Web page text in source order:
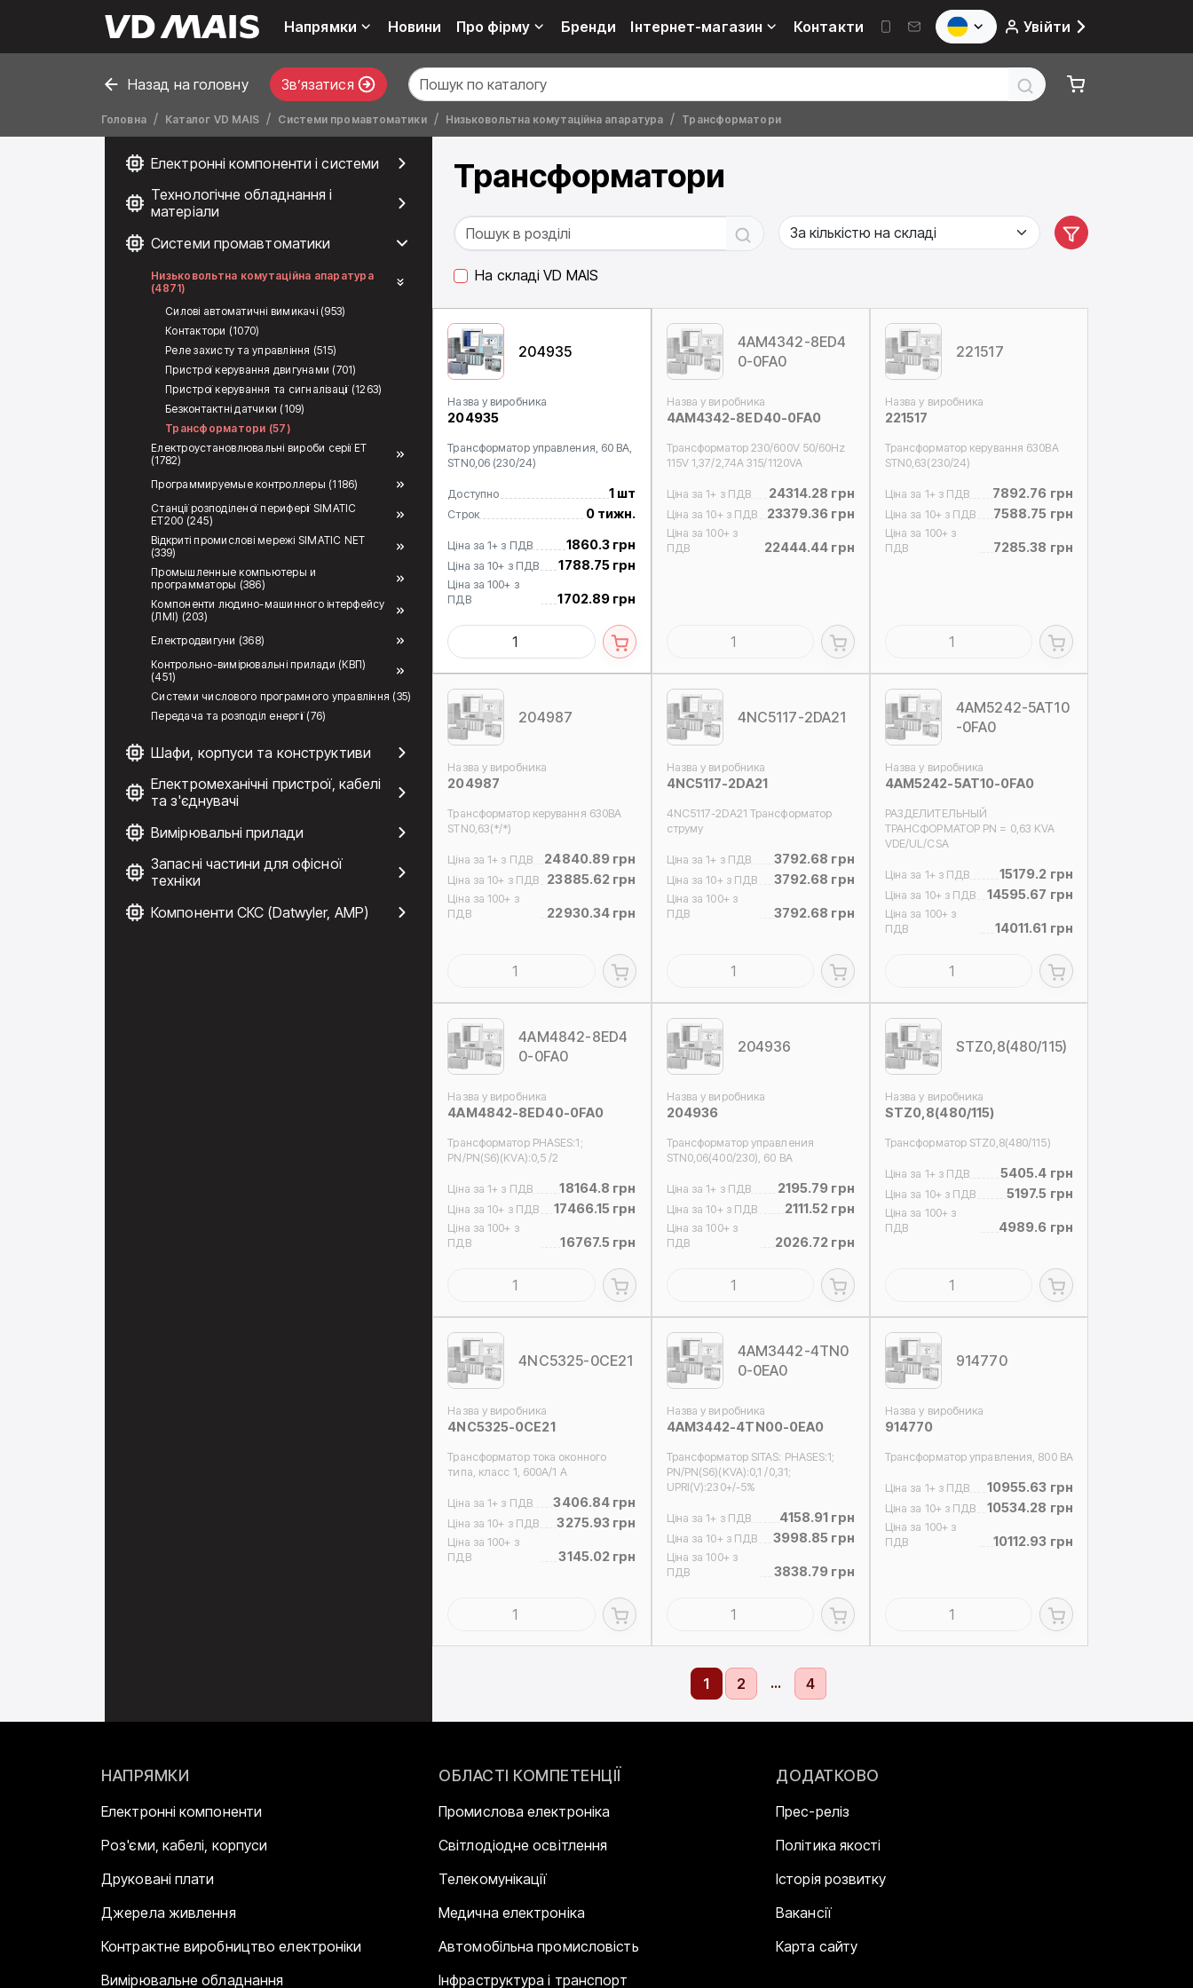
Напрямки Новини Про фірму Бренди Інтернет-магазин Контакти Увійти
Назад на головну Звʼязатися
Головна Каталог VD MAIS Системи промавтоматики Низьковольтна комутаційна апаратура Трансформатори
Електронні компоненти і системи
Технологічне обладнання і
матеріали
Системи промавтоматики
Низьковольтна комутаційна апаратура
(4871)
Силові автоматичні вимикачі (953)
Контактори (1070)
Реле захисту та управління (515)
Пристрої керування двигунами (701)
Пристрої керування та сигналізації (1263)
Безконтактні датчики (109)
Трансформатори (57)
Електроустановлювальні вироби серії ЕТ
(1782)
Программируемые контроллеры (1186)
Станції розподіленої периферії SIMATIC
ET200 (245)
Відкриті промислові мережі SIMATIC NET
(339)
Промышленные компьютеры и
программаторы (386)
Компоненти людино-машинного інтерфейсу
(ЛМІ) (203)
Електродвигуни (368)
Контрольно-вимірювальні прилади (КВП)
(451)
Системи числового програмного управління (35)
Передача та розподіл енергії (76)
Шафи, корпуси та конструктиви
Електромеханічні пристрої, кабелі
та з'єднувачі
Вимірювальні прилади
Запасні частини для офісної
техніки
Компоненти СКС (Datwyler, AMP)
Трансформатори
На складі VD MAIS
204935
Назва у виробника
204935
Трансформатор управления, 60 ВA,
STN0,06 (230/24)
Доступно 1 шт
Строк 0 тижн.
Ціна за 1+ з ПДВ 1860.3 грн
Ціна за 10+ з ПДВ 1788.75 грн
Ціна за 100+ з
ПДВ
1702.89 грн
4AM4342-8ED4
0-0FA0
Назва у виробника
4AM4342-8ED40-0FA0
Трансформатор 230/600V 50/60Hz
115V 1,37/2,74A 315/1120VA
Ціна за 1+ з ПДВ 24314.28 грн
Ціна за 10+ з ПДВ 23379.36 грн
Ціна за 100+ з
ПДВ
22444.44 грн
221517
Назва у виробника
221517
Трансформатор керування 630ВA
STN0,63(230/24)
Ціна за 1+ з ПДВ 7892.76 грн
Ціна за 10+ з ПДВ 7588.75 грн
Ціна за 100+ з
ПДВ
7285.38 грн
204987
Назва у виробника
204987
Трансформатор керування 630ВA
STN0,63(*/*)
Ціна за 1+ з ПДВ 24840.89 грн
Ціна за 10+ з ПДВ 23885.62 грн
Ціна за 100+ з
ПДВ
22930.34 грн
4NC5117-2DA21
Назва у виробника
4NC5117-2DA21
4NC5117-2DA21 Трансформатор
струму
Ціна за 1+ з ПДВ 3792.68 грн
Ціна за 10+ з ПДВ 3792.68 грн
Ціна за 100+ з
ПДВ
3792.68 грн
4AM5242-5AT10
-0FA0
Назва у виробника
4AM5242-5AT10-0FA0
РАЗДЕЛИТЕЛЬНЫЙ
ТРАНСФОРМАТОР PN = 0,63 KVA
VDE/UL/CSA
Ціна за 1+ з ПДВ 15179.2 грн
Ціна за 10+ з ПДВ 14595.67 грн
Ціна за 100+ з
ПДВ
14011.61 грн
4AM4842-8ED4
0-0FA0
Назва у виробника
4AM4842-8ED40-0FA0
Трансформатор PHASES:1;
PN/PN(S6)(KVA):0,5 /2
Ціна за 1+ з ПДВ 18164.8 грн
Ціна за 10+ з ПДВ 17466.15 грн
Ціна за 100+ з
ПДВ
16767.5 грн
204936
Назва у виробника
204936
Трансформатор управления
STN0,06(400/230), 60 ВA
Ціна за 1+ з ПДВ 2195.79 грн
Ціна за 10+ з ПДВ 2111.52 грн
Ціна за 100+ з
ПДВ
2026.72 грн
STZ0,8(480/115)
Назва у виробника
STZ0,8(480/115)
Трансформатор STZ0,8(480/115)
Ціна за 1+ з ПДВ 5405.4 грн
Ціна за 10+ з ПДВ 5197.5 грн
Ціна за 100+ з
ПДВ
4989.6 грн
4NC5325-0CE21
Назва у виробника
4NC5325-0CE21
Трансформатор тока оконного
типа, класс 1, 600A/1 A
Ціна за 1+ з ПДВ 3406.84 грн
Ціна за 10+ з ПДВ 3275.93 грн
Ціна за 100+ з
ПДВ
3145.02 грн
4AM3442-4TN0
0-0EA0
Назва у виробника
4AM3442-4TN00-0EA0
Трансформатор SITAS: PHASES:1;
PN/PN(S6)(KVA):0,1 /0,31;
UPRI(V):230+/-5%
Ціна за 1+ з ПДВ 4158.91 грн
Ціна за 10+ з ПДВ 3998.85 грн
Ціна за 100+ з
ПДВ
3838.79 грн
914770
Назва у виробника
914770
Трансформатор управления, 800 ВA
Ціна за 1+ з ПДВ 10955.63 грн
Ціна за 10+ з ПДВ 10534.28 грн
Ціна за 100+ з
ПДВ
10112.93 грн
1 2 ... 4
НАПРЯМКИ
Електронні компоненти
Роз'єми, кабелі, корпуси
Друковані плати
Джерела живлення
Контрактне виробництво електроніки
Вимірювальне обладнання
ОБЛАСТІ КОМПЕТЕНЦІЇ
Промислова електроніка
Світлодіодне освітлення
Телекомунікації
Медична електроніка
Автомобільна промисловість
Інфраструктура і транспорт
ДОДАТКОВО
Прес-реліз
Політика якості
Історія розвитку
Вакансії
Карта сайту